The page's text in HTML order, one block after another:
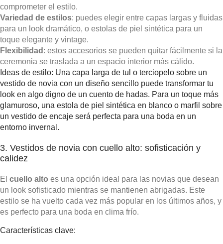
comprometer el estilo.
Variedad de estilos: puedes elegir entre capas largas y fluidas
para un look dramático, o estolas de piel sintética para un
toque elegante y vintage.
Flexibilidad : estos accesorios se pueden quitar fácilmente si la
ceremonia se traslada a un espacio interior más cálido.
Ideas de estilo: Una capa larga de tul o terciopelo sobre un
vestido de novia con un diseño sencillo puede transformar tu
look en algo digno de un cuento de hadas. Para un toque más
glamuroso, una estola de piel sintética en blanco o marfil sobre
un vestido de encaje será perfecta para una boda en un
entorno invernal.
3. Vestidos de novia con cuello alto: sofisticación y
calidez
El cuello alto es una opción ideal para las novias que desean
un look sofisticado mientras se mantienen abrigadas. Este
estilo se ha vuelto cada vez más popular en los últimos años, y
es perfecto para una boda en clima frío.
Características clave: